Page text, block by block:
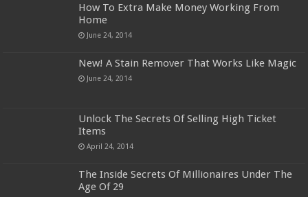
How To Extra Make Money Working From
Home
June 24, 2014
New! A Stain Remover That Works Like Magic
June 24, 2014
Unlock The Secrets Of Selling High Ticket
Items
April 24, 2014
The Inside Secrets Of Millionaires Under The
Age Of 29